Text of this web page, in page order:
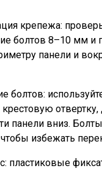
крепежа:
болтов 8–10 мм и
панели и
болтов:
отвертку,
панели вниз.
избежать
пластиковые